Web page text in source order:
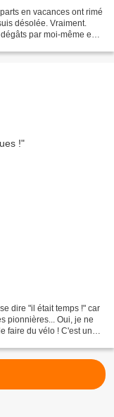
en vacances ont rimé
désolée. Vraiment.
par moi-même en
dire "il était temps !" car
pionnières... Oui, je ne
faire du vélo ! C'est un